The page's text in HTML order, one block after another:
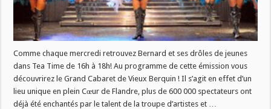
Comme chaque mercredi retrouvez Bernard et ses drôles de jeunes
dans Tea Time de 16h à 18h! Au programme de cette émission vous
découvrirez le Grand Cabaret de Vieux Berquin ! Il s’agit en effet d’un
lieu unique en plein Cœur de Flandre, plus de 600 000 spectateurs ont
déjà été enchantés par le talent de la troupe d’artistes et …